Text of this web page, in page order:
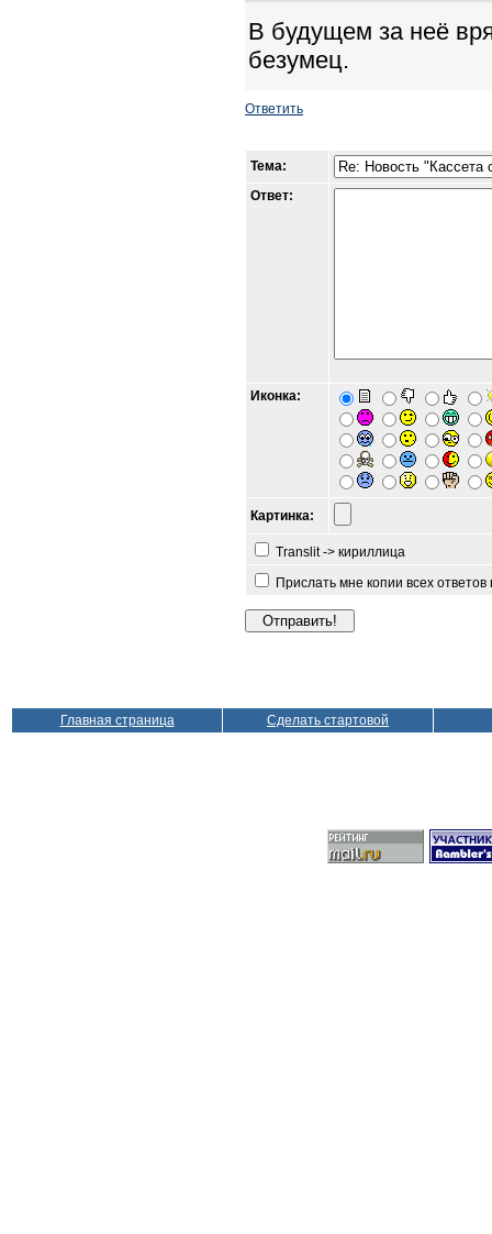
В будущем за неё
безумец.
Ответить
Тема:
Ответ:
Иконка:
Картинка:
Translit -> кириллица
Прислать мне копии всех
Главная страница Сделать стартовой